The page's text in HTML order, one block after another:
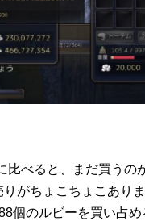
比べると、まだ買うの
がちょこちょこありま
個のルビーを買い占